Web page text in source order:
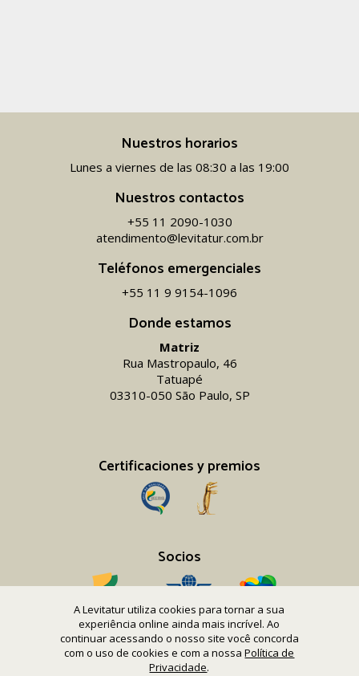
A Levitatur utiliza cookies para tornar a sua
experiência online ainda mais incrível. Ao
continuar acessando o nosso site você concorda
com o uso de cookies e com a nossaPolítica de
Privacidade.
Donde estamos
Matriz
Rua Mastropaulo, 46
Tatuapé
03310-050 São Paulo, SP
Certificaciones y premios
Socios
Nuestros horarios
Lunes a viernes de las 08:30 a las 19:00
Nuestros contactos
+55 11 2090-1030
atendimento@levitatur.com.br
Teléfonos emergenciales
+55 11 9 9154-1096‬
Copyright 2016-26 Levitatur Viagens e Turismo Ltda.
CNPJ 08.867.977/0001-12